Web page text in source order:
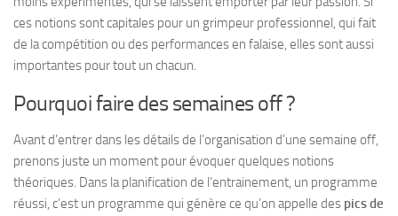
ces notions sont capitales pour un grimpeur professionnel, qui fait
de la compétition ou des performances en falaise, elles sont aussi
importantes pour tout un chacun.
Pourquoi faire des semaines off ?
Avant d’entrer dans les détails de l’organisation d’une semaine off,
prenons juste un moment pour évoquer quelques notions
théoriques. Dans la planification de l’entrainement, un programme
réussi, c’est un programme qui génère ce qu’on appelle des pics de